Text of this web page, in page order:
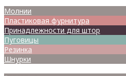
Молнии
Пластиковая фурнитура
Принадлежности для штор
Пуговицы
Резинка
Шнурки